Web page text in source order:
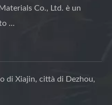
Co., Ltd. è un
...
di Xiajin, città di Dezhou,